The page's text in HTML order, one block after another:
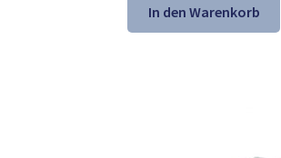
war:
55,10 €
ist:
36,98 €.
In den Warenkorb